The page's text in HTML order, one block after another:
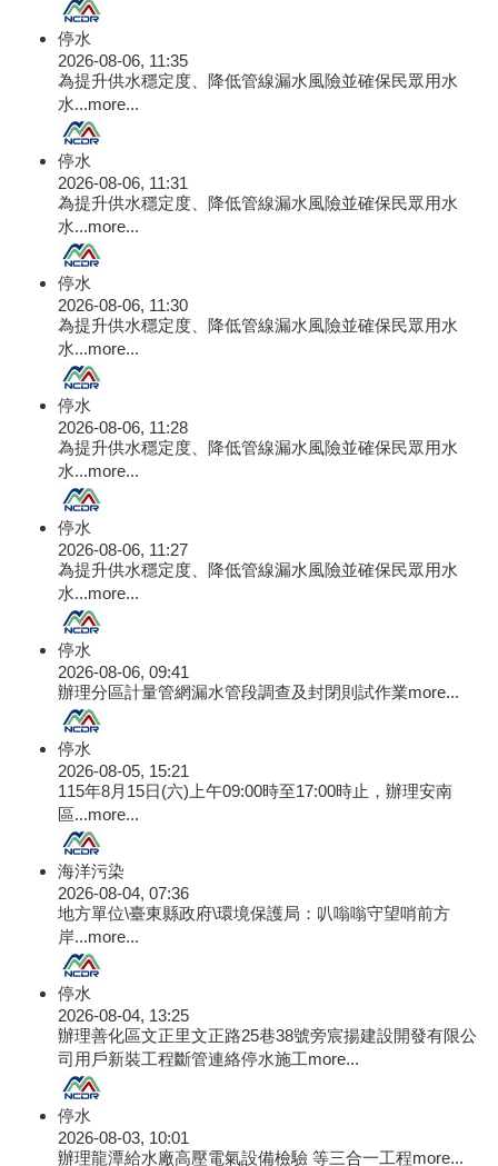
停水
2026-08-06, 11:35
為提升供水穩定度、降低管線漏水風險並確保民眾用水
水...more...
停水
2026-08-06, 11:31
為提升供水穩定度、降低管線漏水風險並確保民眾用水
水...more...
停水
2026-08-06, 11:30
為提升供水穩定度、降低管線漏水風險並確保民眾用水
水...more...
停水
2026-08-06, 11:28
為提升供水穩定度、降低管線漏水風險並確保民眾用水
水...more...
停水
2026-08-06, 11:27
為提升供水穩定度、降低管線漏水風險並確保民眾用水
水...more...
停水
2026-08-06, 09:41
辦理分區計量管網漏水管段調查及封閉則試作業more...
停水
2026-08-05, 15:21
115年8月15日(六)上午09:00時至17:00時止，辦理安南
區...more...
海洋污染
2026-08-04, 07:36
地方單位\臺東縣政府\環境保護局：叭嗡嗡守望哨前方
岸...more...
停水
2026-08-04, 13:25
辦理善化區文正里文正路25巷38號旁宸揚建設開發有限公
司用戶新裝工程斷管連絡停水施工more...
停水
2026-08-03, 10:01
辦理龍潭給水廠高壓電氣設備檢驗 等三合一工程more...